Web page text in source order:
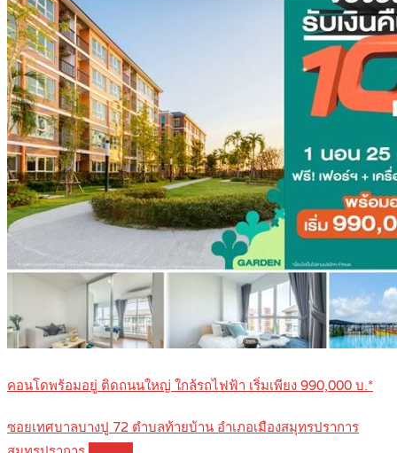
คอนโดพร้อมอยู่ ติดถนนใหญ่ ใกล้รถไฟฟ้า เริ่มเพียง 990,000 บ.*
ซอยเทศบาลบางปู 72 ตำบลท้ายบ้าน อำเภอเมืองสมุทรปราการ